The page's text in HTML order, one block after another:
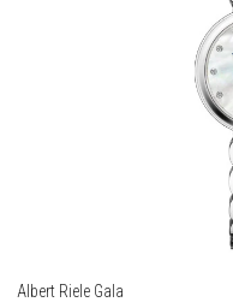
Albert Riele Gala